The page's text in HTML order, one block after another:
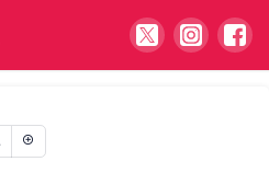
“Asırlık Gece” dizisi